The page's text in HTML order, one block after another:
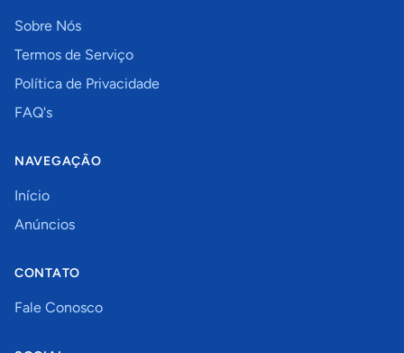
Sobre Nós
Termos de Serviço
Política de Privacidade
FAQ's
NAVEGAÇÃO
Início
Anúncios
CONTATO
Fale Conosco